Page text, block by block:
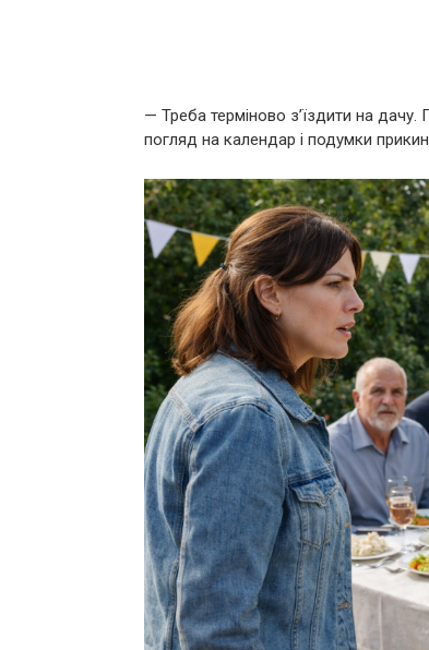
— Треба терміново з’їздити на
погляд на календар і подумки